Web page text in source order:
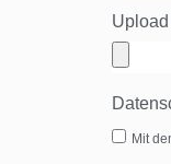
Mit